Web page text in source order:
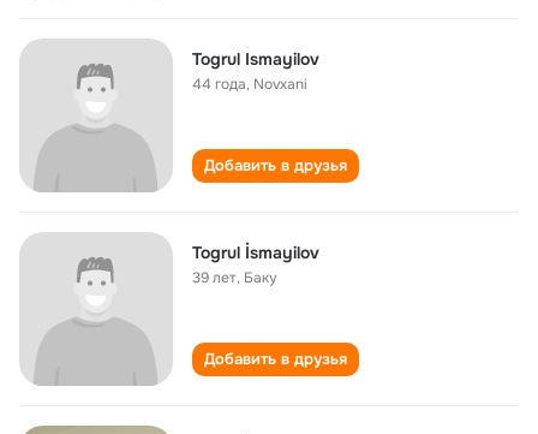
Togrul Ismayilov
44 года, Novxani
Добавить в друзья
Togrul İsmayilov
39 лет, Баку
Добавить в друзья